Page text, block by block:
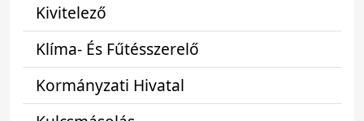
Kivitelező
Klíma- És Fűtésszerelő
Kormányzati Hivatal